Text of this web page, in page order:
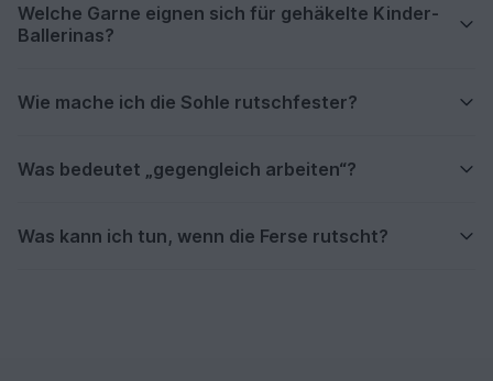
Welche Garne eignen sich für gehäkelte Kinder-
Ballerinas?
Wie mache ich die Sohle rutschfester?
Was bedeutet „gegengleich arbeiten“?
Was kann ich tun, wenn die Ferse rutscht?